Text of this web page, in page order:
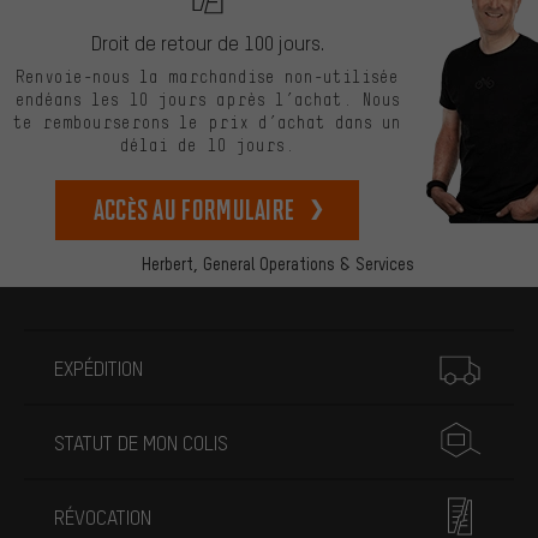
Herbert, General Operations & Services
Droit de retour de 100 jours.
Renvoie-nous la marchandise non-utilisée
endéans les 10 jours après l’achat. Nous
te rembourserons le prix d’achat dans un
délai de 10 jours.
Accès au formulaire
EXPÉDITION
STATUT DE MON COLIS
RÉVOCATION